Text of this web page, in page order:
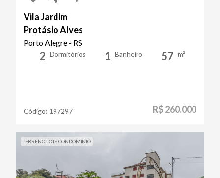
Vila Jardim
Protásio Alves
Porto Alegre - RS
2 Dormitórios 1 Banheiro 57 m²
Código: 197297 R$ 260.000
TERRENO LOTE CONDOMINIO